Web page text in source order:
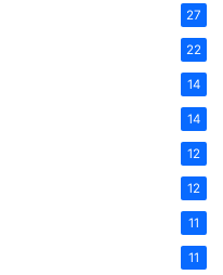
27
22
14
14
12
12
11
11